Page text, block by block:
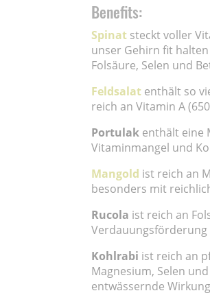
Benefits:
Spinatsteckt voller
unser Gehirn fit
Folsäure, Selen und
Feldsalatenthält so
reich an Vitamin A
Portulakenthält eine
Vitaminmangel und
Mangold ist reich an
besonders mit
Rucola ist reich an
Verdauungsförderung
Kohlrabi ist reich an
Magnesium, Selen
entwässernde